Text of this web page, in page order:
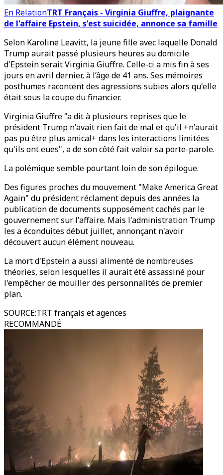
En RelationTRT Français - Virginia Giuffre, plaignante
de l'affaire Epstein, s'est suicidée, annonce sa famille
Selon Karoline Leavitt, la jeune fille avec laquelle Donald
Trump aurait passé plusieurs heures au domicile
d'Epstein serait Virginia Giuffre. Celle-ci a mis fin à ses
jours en avril dernier, à l’âge de 41 ans. Ses mémoires
posthumes racontent des agressions subies alors qu'elle
était sous la coupe du financier.
Virginia Giuffre "a dit à plusieurs reprises que le
président Trump n'avait rien fait de mal et qu'il +n'aurait
pas pu être plus amical+ dans les interactions limitées
qu'ils ont eues", a de son côté fait valoir sa porte-parole.
La polémique semble pourtant loin de son épilogue.
Des figures proches du mouvement "Make America Great
Again" du président réclament depuis des années la
publication de documents supposément cachés par le
gouvernement sur l'affaire. Mais l'administration Trump
les a éconduites début juillet, annonçant n'avoir
découvert aucun élément nouveau.
La mort d'Epstein a aussi alimenté de nombreuses
théories, selon lesquelles il aurait été assassiné pour
l'empêcher de mouiller des personnalités de premier
plan.
SOURCE:TRT français et agences
RECOMMANDÉ